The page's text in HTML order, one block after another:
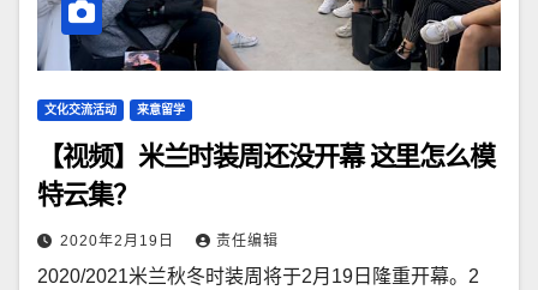
文化交流活动 来意留学
【视频】米兰时装周还没开幕 这里怎么模
特云集？
2020年2月19日 责任编辑
2020/2021米兰秋冬时装周将于2月19日隆重开幕。2